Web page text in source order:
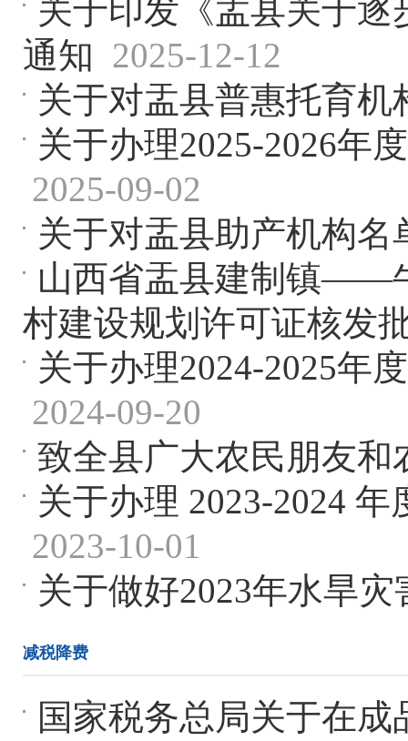
关于印发《盂县关于
通知 2025-12-12
关于对盂县普惠托育
关于办理2025-2026年
2025-09-02
关于对盂县助产机构
山西省盂县建制镇——
村建设规划许可证核发
关于办理2024-2025年
2024-09-20
致全县广大农民朋友
关于办理 2023-2024
2023-10-01
关于做好2023年水旱
减税降费
国家税务总局关于在